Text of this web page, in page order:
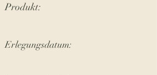
Produkt:
Erlegungsdatum: